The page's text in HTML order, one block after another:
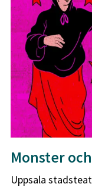
Monster
Uppsala